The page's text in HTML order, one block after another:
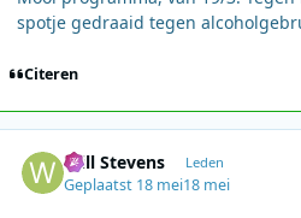
spotje gedraaid tegen
Citeren
Will Stevens Leden
Geplaatst 18 mei18 mei